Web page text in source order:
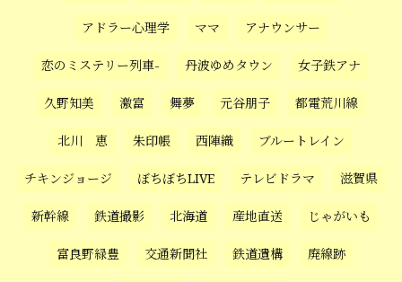
アドラー心理学 ママ アナウンサー
恋のミステリー列車- 丹波ゆめタウン 女子鉄アナ
久野知美 激富 舞夢 元谷朋子 都電荒川線
北川 恵 朱印帳 西陣織 ブルートレイン
チキンジョージ ぼちぼちLIVE テレビドラマ 滋賀県
新幹線 鉄道撮影 北海道 産地直送 じゃがいも
富良野緑豊 交通新聞社 鉄道遺構 廃線跡